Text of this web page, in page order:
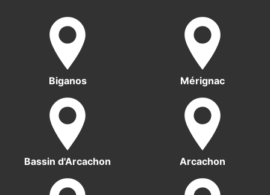
Biganos Mérignac
Bassin d'Arcachon Arcachon